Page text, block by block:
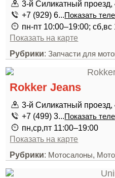
3-й Силикатный проезд,
+7 (929) 6...Показать
пн-пт 10:00–19:00;
Показать на карте
Рубрики:Запчасти для
Rokker Jeans
3-й Силикатный проезд,
+7 (499) 3...Показать
пн,ср,пт 11:00–19:00
Показать на карте
Рубрики: Мотосалоны,